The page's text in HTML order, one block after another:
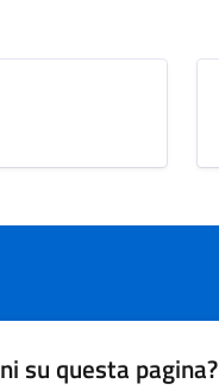
su questa pagina?